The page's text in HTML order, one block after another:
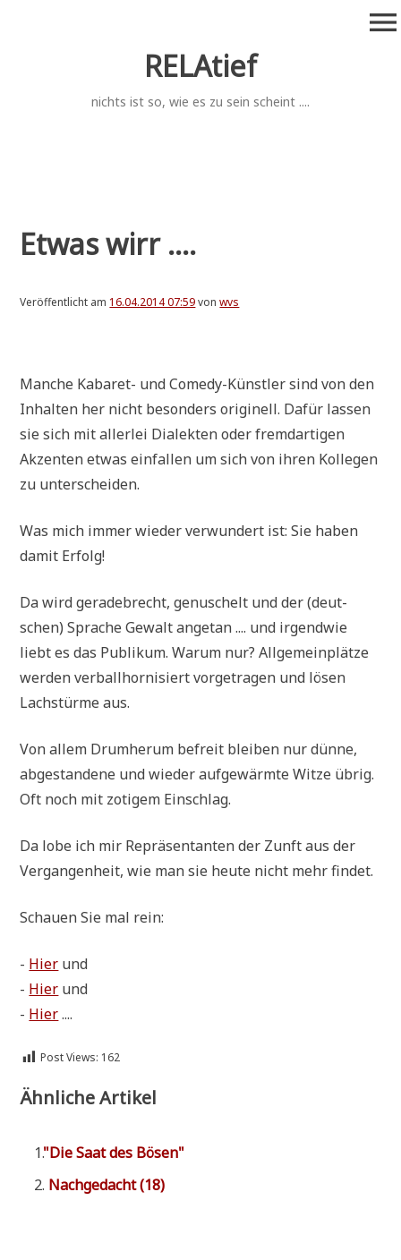
RELAtief
nichts ist so, wie es zu sein scheint ....
menu
Etwas wirr ....
Veröffentlicht am 16.04.2014 07:59vonwvs
Man­che Kaba­ret- und Come­dy-Künst­ler sind von den
Inhal­ten her nicht beson­ders ori­gi­nell. Dafür las­sen
sie sich mit aller­lei Dia­lek­ten oder fremd­ar­ti­gen
Akzen­ten etwas ein­fal­len um sich von ihren Kol­le­gen
zu unterscheiden.
Was mich immer wie­der ver­wun­dert ist: Sie haben
damit Erfolg!
Da wird gera­de­brecht, genu­schelt und der (deut­
schen) Spra­che Gewalt ange­tan .... und irgend­wie
liebt es das Publi­kum. War­um nur? All­ge­mein­plät­ze
wer­den ver­ball­hor­ni­siert vor­ge­tra­gen und lösen
Lach­stür­me aus.
Von allem Drum­her­um befreit blei­ben nur dün­ne,
abge­stan­de­ne und wie­der auf­ge­wärm­te Wit­ze übrig.
Oft noch mit zoti­gem Einschlag.
Da lobe ich mir Reprä­sen­tan­ten der Zunft aus der
Ver­gan­gen­heit, wie man sie heu­te nicht mehr findet.
Schau­en Sie mal rein:
- Hier und
- Hier und
- Hier....
Post Views: 162
Ähnliche Artikel
"Die Saat des Bösen"
Nach­ge­dacht (18)